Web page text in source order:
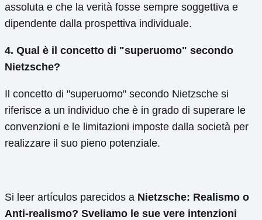
assoluta e che la verità fosse sempre soggettiva e
dipendente dalla prospettiva individuale.
4. Qual è il concetto di "superuomo" secondo
Nietzsche?
Il concetto di "superuomo" secondo Nietzsche si
riferisce a un individuo che è in grado di superare le
convenzioni e le limitazioni imposte dalla società per
realizzare il suo pieno potenziale.
Si leer artículos parecidos a Nietzsche: Realismo o
Anti-realismo? Sveliamo le sue vere intenzioni